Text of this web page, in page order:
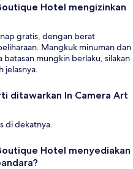
Hotel mengizinkan
gratis, dengan berat
Mangkuk minuman dan
mungkin berlaku, silakan
jelasnya.
ditawarkan In Camera Art
di dekatnya.
Hotel menyediakan